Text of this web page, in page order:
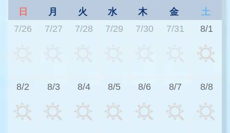
日 月 火 水 木 金
土
7/26
7/27 7/28 7/29 7/30 7/31 8/1
8/2 8/3 8/4 8/5 8/6 8/7 8/8